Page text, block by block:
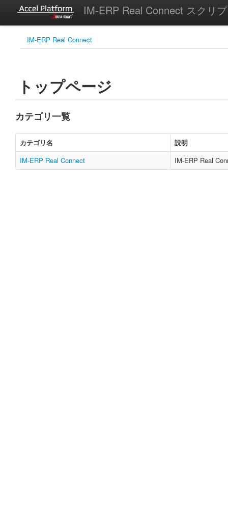
IM-ERP Real Connect スクリ
IM-ERP Real Connect
トップページ
カテゴリ一覧
カテゴリ名
説明
IM-ERP Real Connect
IM-ERP Real